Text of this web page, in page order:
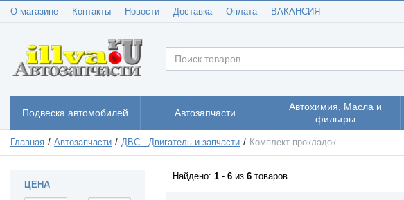
О магазине Контакты Новости Доставка Оплата ВАКАНСИЯ
Подвеска автомобилей Автозапчасти
Автохимия, Масла и
фильтры
Главная Автозапчасти ДВС - Двигатель и запчасти Комплект прокладок
ЦЕНА
Найдено: 1 - 6 из 6 товаров